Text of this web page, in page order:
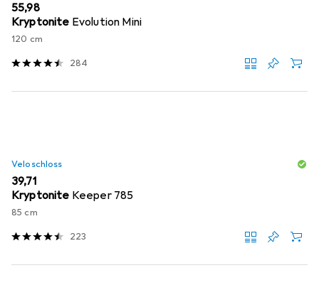
EUR
55,98
Kryptonite Evolution Mini
120 cm
284
Veloschloss
EUR
39,71
Kryptonite Keeper 785
85 cm
223